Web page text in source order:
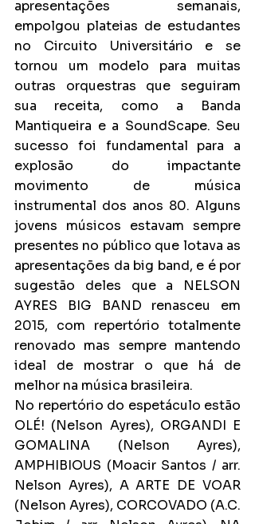
apresentações semanais,
empolgou plateias de estudantes
no Circuito Universitário e se
tornou um modelo para muitas
outras orquestras que seguiram
sua receita, como a Banda
Mantiqueira e a SoundScape. Seu
sucesso foi fundamental para a
explosão do impactante
movimento de música
instrumental dos anos 80. Alguns
jovens músicos estavam sempre
presentes no público que lotava as
apresentações da big band, e é por
sugestão deles que a NELSON
AYRES BIG BAND renasceu em
2015, com repertório totalmente
renovado mas sempre mantendo
ideal de mostrar o que há de
melhor na música brasileira.
No repertório do espetáculo estão
OLÉ! (Nelson Ayres), ORGANDI E
GOMALINA (Nelson Ayres),
AMPHIBIOUS (Moacir Santos / arr.
Nelson Ayres), A ARTE DE VOAR
(Nelson Ayres), CORCOVADO (A.C.